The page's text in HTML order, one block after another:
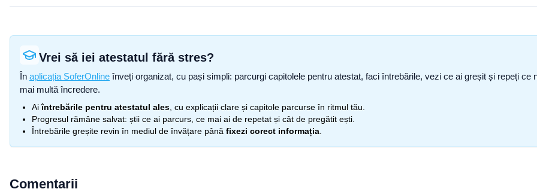
Vrei să iei atestatul fără stres?
În aplicația SoferOnline înveți organizat, cu pași simpli: parcurgi capitolele pentru atestat, faci întrebările, vezi ce ai greșit și repeți
mai multă încredere.
Aiîntrebările pentru atestatul ales , cu explicații clare și capitole parcurse în ritmul tău.
Progresul rămâne salvat: știi ce ai parcurs, ce mai ai de repetat și cât de pregătit ești.
Întrebările greșite revin în mediul de învățare până fixezi corect informația
Comentarii